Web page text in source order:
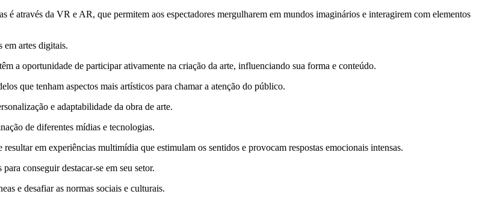
através da VR e AR, que permitem aos espectadores mergulharem em mundos imaginários e interagirem com elementos
em artes digitais.
a oportunidade de participar ativamente na criação da arte, influenciando sua forma e conteúdo.
que tenham aspectos mais artísticos para chamar a atenção do público.
e adaptabilidade da obra de arte.
de diferentes mídias e tecnologias.
em experiências multimídia que estimulam os sentidos e provocam respostas emocionais intensas.
conseguir destacar-se em seu setor.
e desafiar as normas sociais e culturais.